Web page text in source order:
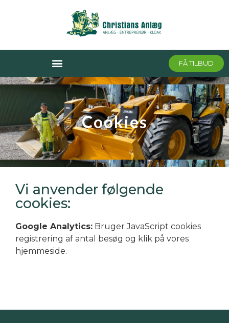
FÅ TILBUD
Cookies
Vi anvender følgende
cookies:
Google Analytics: Bruger JavaScript cookies
registrering af antal besøg og klik på vores
hjemmeside.